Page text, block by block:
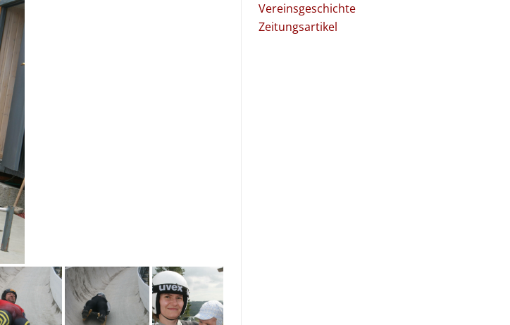
Vereinsgeschichte
Zeitungsartikel